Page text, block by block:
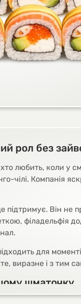
рол без
любить, коли у
чілі. Компанія
підтримує. Він
філадельфія
для
виразне і з тим
шматочку